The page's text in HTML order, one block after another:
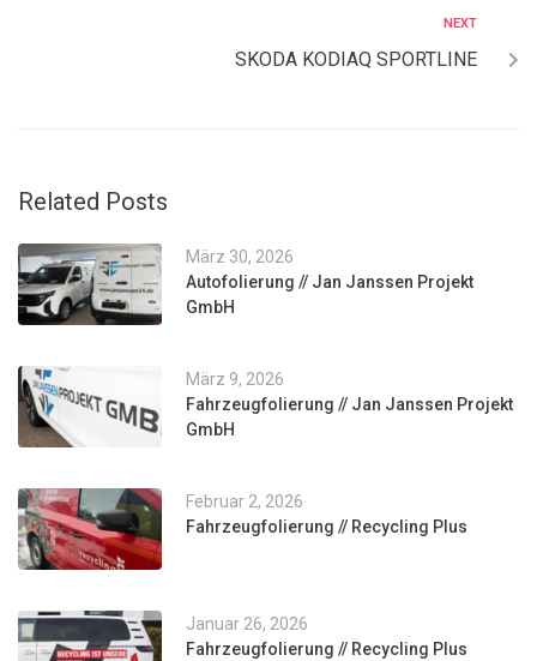
NEXT
SKODA KODIAQ SPORTLINE
Related Posts
März 30, 2026
Autofolierung // Jan Janssen Projekt
GmbH
März 9, 2026
Fahrzeugfolierung // Jan Janssen Projekt
GmbH
Februar 2, 2026
Fahrzeugfolierung // Recycling Plus
Januar 26, 2026
Fahrzeugfolierung // Recycling Plus